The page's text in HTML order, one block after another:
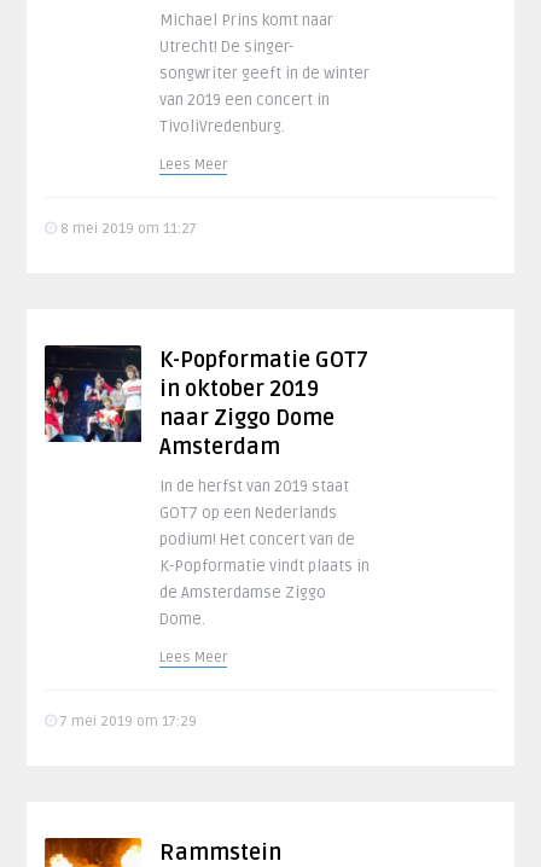
Michael Prins komt naar
Utrecht! De singer-
songwriter geeft in de winter
van 2019 een concert in
TivoliVredenburg.
Lees Meer
8 mei 2019 om 11:27
K-Popformatie GOT7
in oktober 2019
naar Ziggo Dome
Amsterdam
In de herfst van 2019 staat
GOT7 op een Nederlands
podium! Het concert van de
K-Popformatie vindt plaats in
de Amsterdamse Ziggo
Dome.
Lees Meer
7 mei 2019 om 17:29
Rammstein